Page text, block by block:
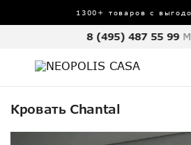
1300+ товаров с
8 (495) 487 55 99
Кровать Chantal